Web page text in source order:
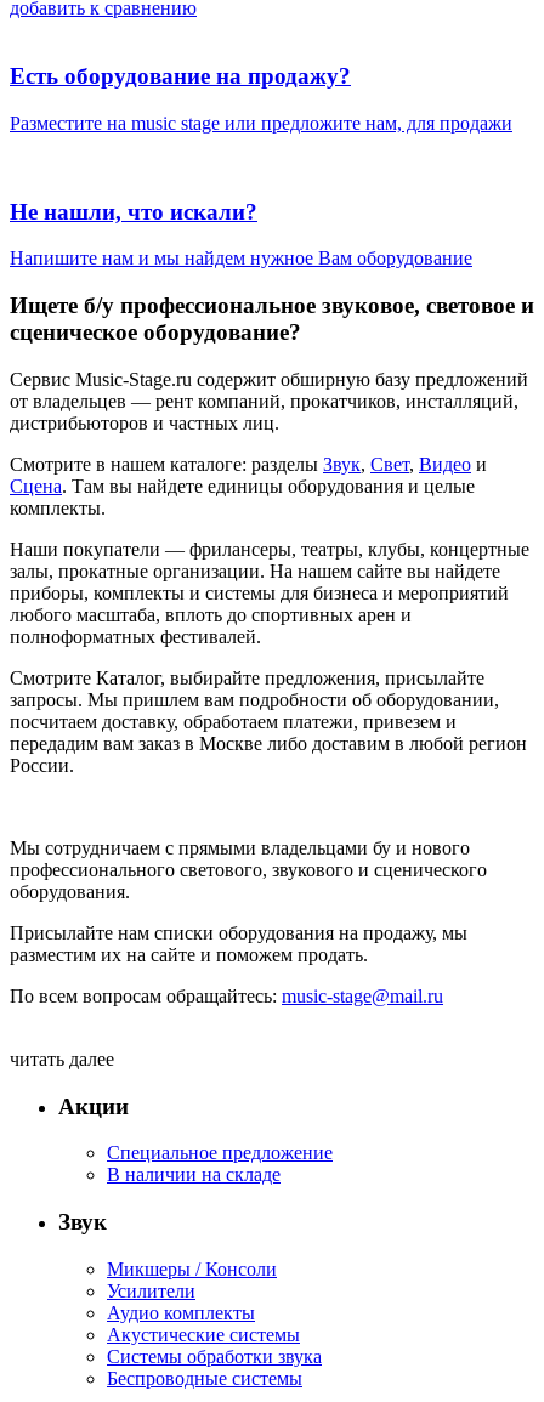
добавить к сравнению
Есть оборудование на продажу?
Разместите на music stage или предложите нам, для продажи
Не нашли, что искали?
Напишите нам и мы найдем нужное Вам оборудование
Ищете б/у профессиональное звуковое, световое и
сценическое оборудование?
Сервис Music-Stage.ru содержит обширную базу предложений
от владельцев — рент компаний, прокатчиков, инсталляций,
дистрибьюторов и частных лиц.
Смотрите в нашем каталоге: разделы Звук, Свет, Видео и
Сцена. Там вы найдете единицы оборудования и целые
комплекты.
Наши покупатели — фрилансеры, театры, клубы, концертные
залы, прокатные организации. На нашем сайте вы найдете
приборы, комплекты и системы для бизнеса и мероприятий
любого масштаба, вплоть до спортивных арен и
полноформатных фестивалей.
Смотрите Каталог, выбирайте предложения, присылайте
запросы. Мы пришлем вам подробности об оборудовании,
посчитаем доставку, обработаем платежи, привезем и
передадим вам заказ в Москве либо доставим в любой регион
России.
Мы сотрудничаем с прямыми владельцами бу и нового
профессионального светового, звукового и сценического
оборудования.
Присылайте нам списки оборудования на продажу, мы
разместим их на сайте и поможем продать.
По всем вопросам обращайтесь: music-stage@mail.ru
читать далее
Акции
Специальное предложение
В наличии на складе
Звук
Микшеры / Консоли
Усилители
Аудио комплекты
Акустические системы
Системы обработки звука
Беспроводные системы